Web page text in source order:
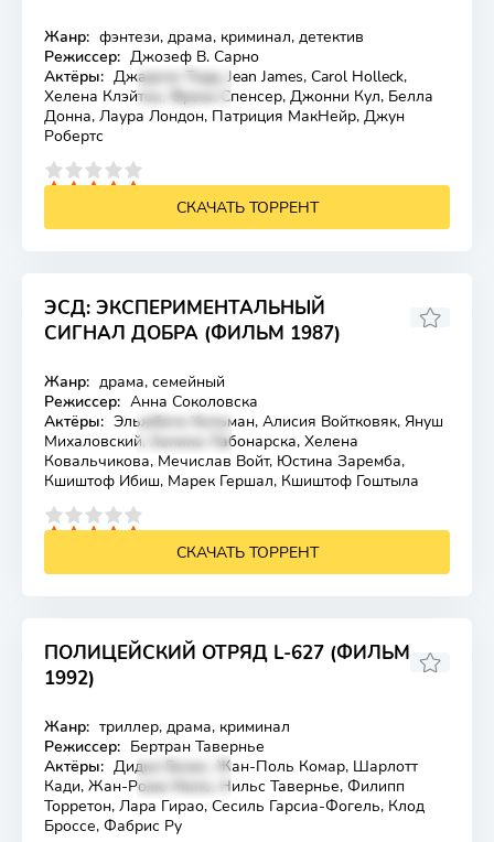
Лицензия
Жанр: фэнтези, драма, криминал, детектив
Режиссер: Джозеф В. Сарно
Актёры: Джадсон Тодд, Jean James, Carol Holleck,
Хелена Клэйтон, Фрэнк Спенсер, Джонни Кул, Белла
Донна, Лаура Лондон, Патриция МакНейр, Джун
Робертс
СКАЧАТЬ ТОРРЕНТ
ЭСД: ЭКСПЕРИМЕНТАЛЬНЫЙ
СИГНАЛ ДОБРА (ФИЛЬМ 1987)
Лицензия
Жанр: драма, семейный
Режиссер: Анна Соколовска
Актёры: Эльжбета Хельман, Алисия Войтковяк, Януш
Михаловский, Халина Лабонарска, Хелена
Ковальчикова, Мечислав Войт, Юстина Заремба,
Кшиштоф Ибиш, Марек Гершал, Кшиштоф Гоштыла
СКАЧАТЬ ТОРРЕНТ
ПОЛИЦЕЙСКИЙ ОТРЯД L-627 (ФИЛЬМ
1992)
Лицензия
Жанр: триллер, драма, криминал
Режиссер: Бертран Тавернье
Актёры: Дидье Безас, Жан-Поль Комар, Шарлотт
Кади, Жан-Роже Мило, Нильс Тавернье, Филипп
Торретон, Лара Гирао, Сесиль Гарсиа-Фогель, Клод
Броссе, Фабрис Ру